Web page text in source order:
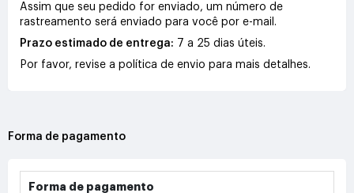
Assim que seu pedido for enviado, um número de
rastreamento será enviado para você por e-mail.
Prazo estimado de entrega: 7 a 25 dias úteis.
Por favor, revise a política de envio para mais detalhes.
Forma de pagamento
Forma de pagamento